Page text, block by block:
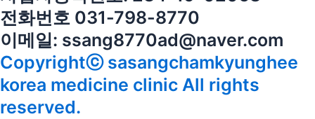
전화번호 031-798-8770
이메일: ssang8770ad@naver.com
Copyrightⓒ sasangchamkyunghee
korea medicine clinic All rights
reserved.